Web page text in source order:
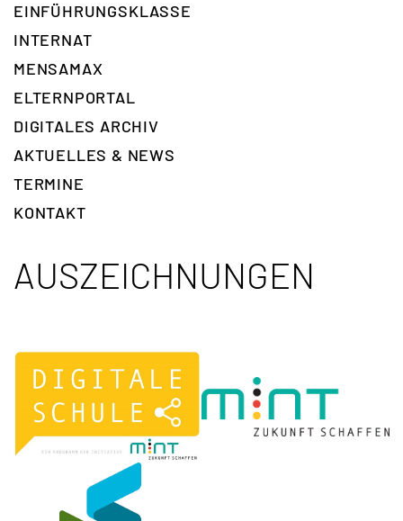
EINFÜHRUNGSKLASSE
INTERNAT
MENSAMAX
ELTERNPORTAL
DIGITALES ARCHIV
AKTUELLES & NEWS
TERMINE
KONTAKT
AUSZEICHNUNGEN